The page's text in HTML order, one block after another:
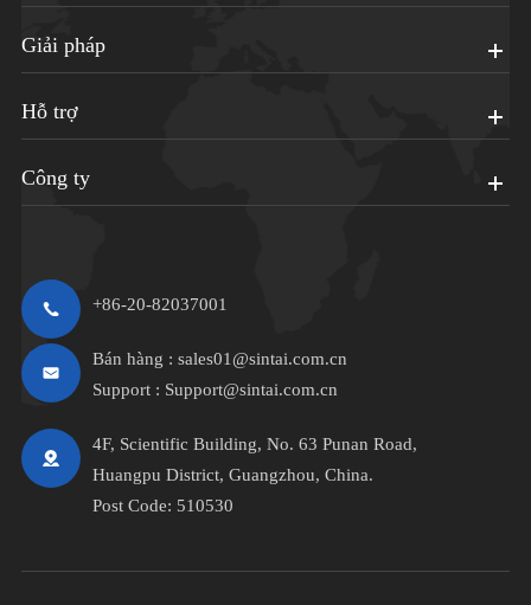
Giải pháp
Hỗ trợ
Công ty
+86-20-82037001
Bán hàng : sales01@sintai.com.cn
Support : Support@sintai.com.cn
4F, Scientific Building, No. 63 Punan Road,
Huangpu District, Guangzhou, China.
Post Code: 510530